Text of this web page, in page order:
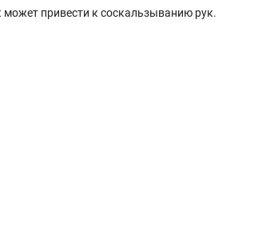
может привести к соскальзыванию рук.